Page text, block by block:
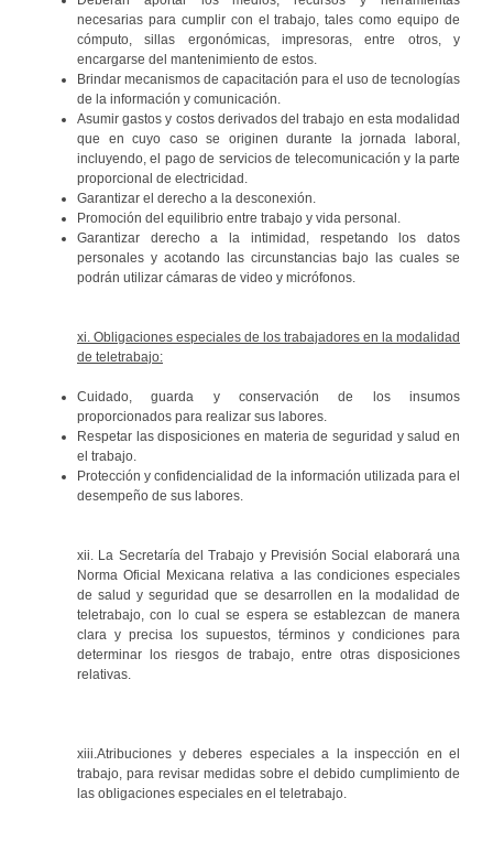
necesarias para cumplir con el trabajo, tales como equipo de
cómputo, sillas ergonómicas, impresoras, entre otros, y
encargarse del mantenimiento de estos.
Brindar mecanismos de capacitación para el uso de tecnologías
de la información y comunicación.
Asumir gastos y costos derivados del trabajo en esta modalidad
que en cuyo caso se originen durante la jornada laboral,
incluyendo, el pago de servicios de telecomunicación y la parte
proporcional de electricidad.
Garantizar el derecho a la desconexión.
Promoción del equilibrio entre trabajo y vida personal.
Garantizar derecho a la intimidad, respetando los datos
personales y acotando las circunstancias bajo las cuales se
podrán utilizar cámaras de video y micrófonos.
xi. Obligaciones especiales de los trabajadores en la modalidad
de teletrabajo:
Cuidado, guarda y conservación de los insumos
proporcionados para realizar sus labores.
Respetar las disposiciones en materia de seguridad y salud en
el trabajo.
Protección y confidencialidad de la información utilizada para el
desempeño de sus labores.
xii. La Secretaría del Trabajo y Previsión Social elaborará una
Norma Oficial Mexicana relativa a las condiciones especiales
de salud y seguridad que se desarrollen en la modalidad de
teletrabajo, con lo cual se espera se establezcan de manera
clara y precisa los supuestos, términos y condiciones para
determinar los riesgos de trabajo, entre otras disposiciones
relativas.
xiii.Atribuciones y deberes especiales a la inspección en el
trabajo, para revisar medidas sobre el debido cumplimiento de
las obligaciones especiales en el teletrabajo.